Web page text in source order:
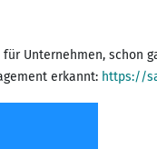
Unternehmen,
erkannt: https://